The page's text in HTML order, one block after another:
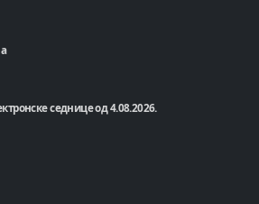
седнице од 4.08.2026.